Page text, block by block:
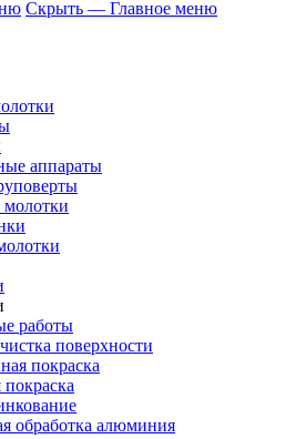
Скрыть — Главное меню
аппараты
работы
поверхности
покраска
обработка алюминия